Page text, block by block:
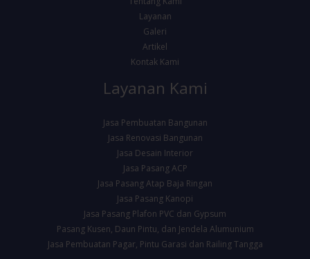
Layanan
Galeri
Artikel
Kontak Kami
Layanan Kami
Jasa Pembuatan Bangunan
Jasa Renovasi Bangunan
Jasa Desain Interior
Jasa Pasang ACP
Jasa Pasang Atap Baja Ringan
Jasa Pasang Kanopi
Jasa Pasang Plafon PVC dan Gypsum
Pasang Kusen, Daun Pintu, dan Jendela Alumunium
Jasa Pembuatan Pagar, Pintu Garasi dan Railing Tangga